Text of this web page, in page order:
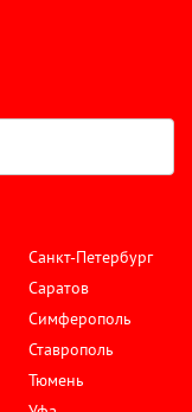
Санкт-Петербург
Саратов
Симферополь
Ставрополь
Тюмень